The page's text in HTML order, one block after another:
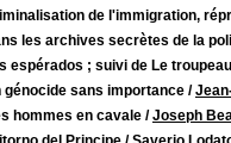
de l'immigration,
les archives secrètes de la
espérados ; suivi de Le
génocide sans importance /
hommes en cavale /Joseph